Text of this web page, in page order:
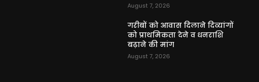
August 7, 2026
गरीबों को आवास दिलाने दिव्यांगों
को प्राथमिकता देने व धनराशि
बढ़ाने की मांग
August 7, 2026